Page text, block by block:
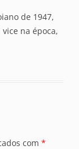
de 1947,
na época,
com *